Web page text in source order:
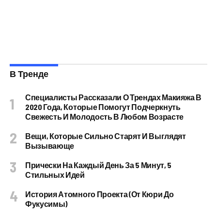
В Тренде
Специалисты Рассказали О Трендах Макияжа В
2020 Года, Которые Помогут Подчеркнуть
Свежесть И Молодость В Любом Возрасте
Вещи, Которые Сильно Старят И Выглядят
Вызывающе
Прически На Каждый День За 5 Минут, 5
Стильных Идей
История Атомного Проекта (от Кюри До
Фукусимы)